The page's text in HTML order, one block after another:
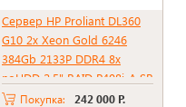
Сервер HP Proliant DL360
G10 2x Xeon Gold 6246
384Gb 2133P DDR4 8x
noHDD 2.5" RAID P408i-A SR
+ BBU 2xPSU 500W
Покупка: 242 000 Р.